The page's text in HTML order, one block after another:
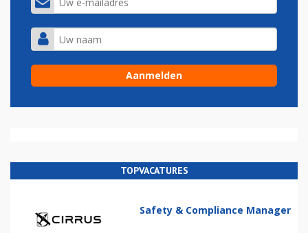
TOPVACATURES
Safety & Compliance Manager